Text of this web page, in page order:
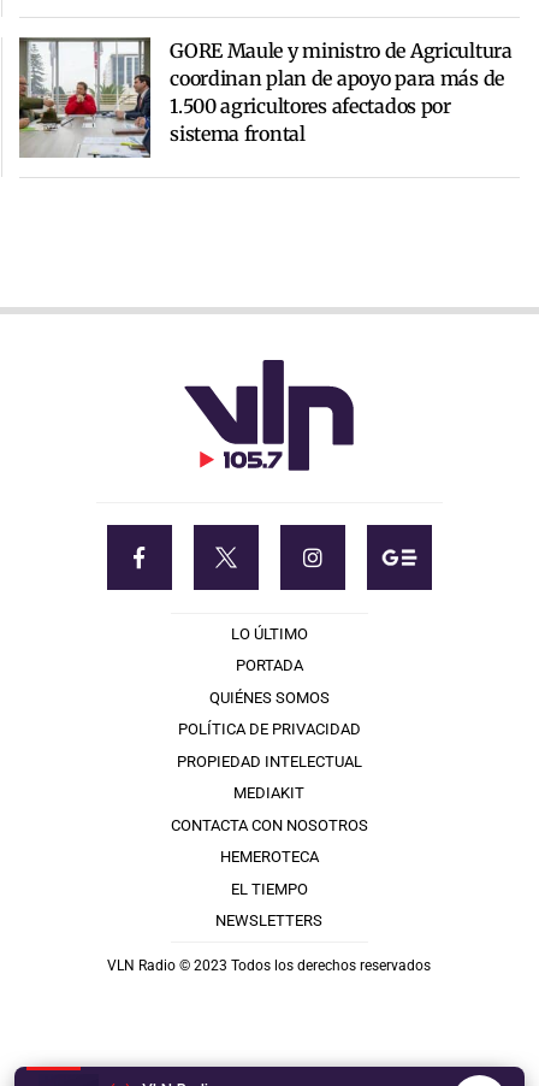
GORE Maule y ministro de Agricultura
coordinan plan de apoyo para más de
1.500 agricultores afectados por
sistema frontal
LO ÚLTIMO
PORTADA
QUIÉNES SOMOS
POLÍTICA DE PRIVACIDAD
PROPIEDAD INTELECTUAL
MEDIAKIT
CONTACTA CON NOSOTROS
HEMEROTECA
EL TIEMPO
NEWSLETTERS
VLN Radio © 2023 Todos los derechos reservados